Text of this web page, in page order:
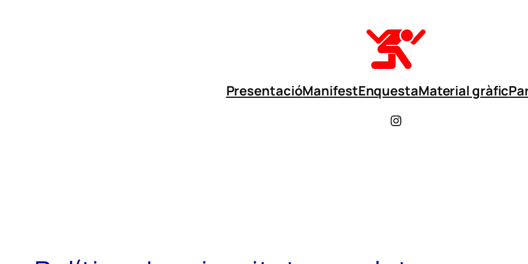
PresentacióManifestEnquestaMaterial gràfic
Instagram